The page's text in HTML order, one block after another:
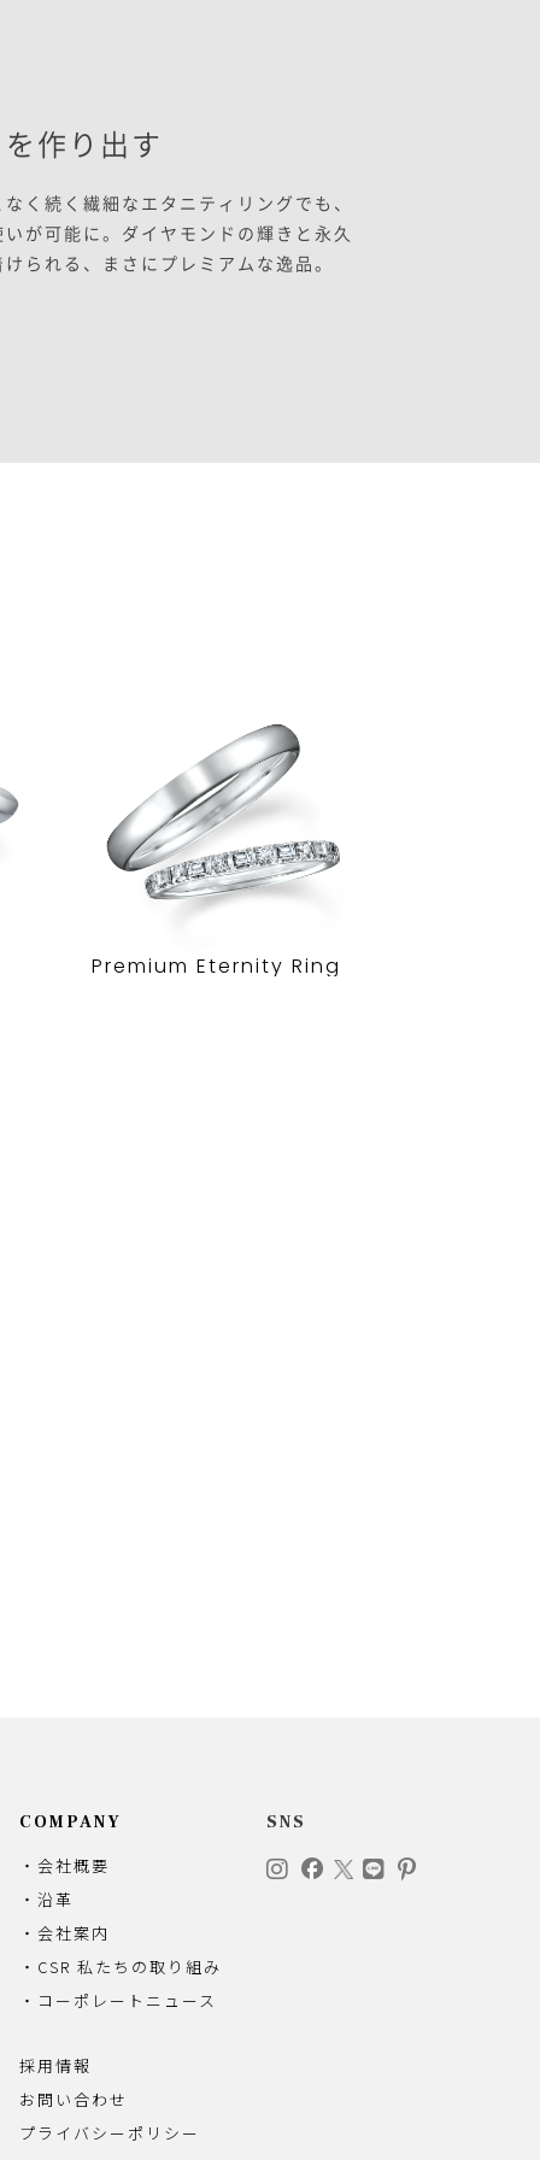
作り出す
く続く繊細なエタニティリングでも、
が可能に。ダイヤモンドの輝きと永久
られる、まさにプレミアムな逸品。
Premium Eternity Ring
COMPANY
・会社概要
・沿革
・会社案内
・CSR 私たちの取り組み
・コーポレートニュース
採用情報
お問い合わせ
プライバシーポリシー
SNS